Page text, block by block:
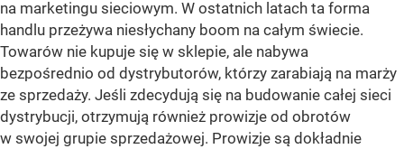
na marketingu sieciowym. W ostatnich latach ta forma
handlu przeżywa niesłychany boom na całym świecie.
Towarów nie kupuje się w sklepie, ale nabywa
bezpośrednio od dystrybutorów, którzy zarabiają na marży
ze sprzedaży. Jeśli zdecydują się na budowanie całej sieci
dystrybucji, otrzymują również prowizje od obrotów
w swojej grupie sprzedażowej. Prowizje są dokładnie